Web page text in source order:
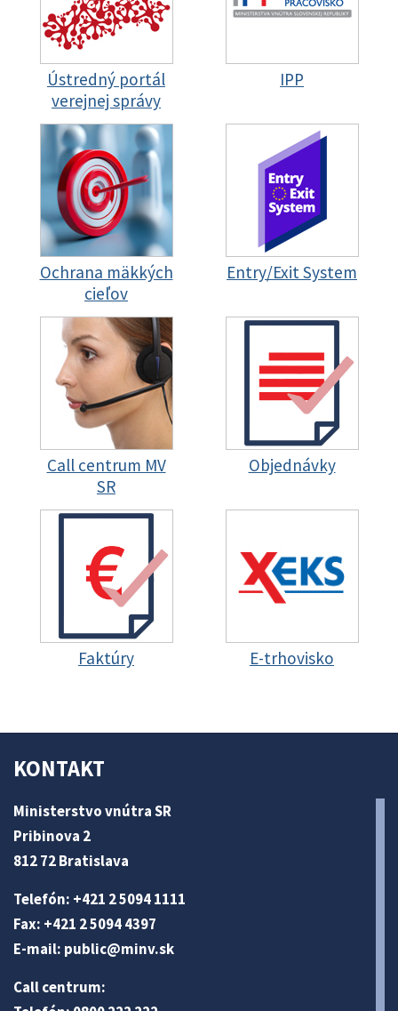
Ústredný portál
verejnej správy
IPP
Ochrana mäkkých
cieľov
Entry/Exit System
Call centrum MV
SR
Objednávky
Faktúry E-trhovisko
KONTAKT
Ministerstvo vnútra SR
Pribinova 2
812 72 Bratislava
Telefón: +421 2 5094 1111
Fax: +421 2 5094 4397
E-mail: public@minv.sk
Call centrum: